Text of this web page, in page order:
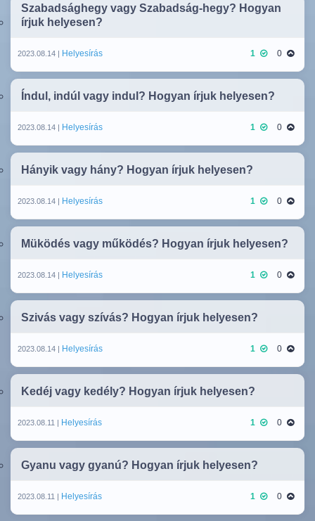
Szabadsághegy vagy Szabadság-hegy? Hogyan
írjuk helyesen?
2023.08.14 | Helyesírás 1 0
Índul, indúl vagy indul? Hogyan írjuk helyesen?
2023.08.14 | Helyesírás 1 0
Hányik vagy hány? Hogyan írjuk helyesen?
2023.08.14 | Helyesírás 1 0
Müködés vagy működés? Hogyan írjuk helyesen?
2023.08.14 | Helyesírás 1 0
Szivás vagy szívás? Hogyan írjuk helyesen?
2023.08.14 | Helyesírás 1 0
Kedéj vagy kedély? Hogyan írjuk helyesen?
2023.08.11 | Helyesírás 1 0
Gyanu vagy gyanú? Hogyan írjuk helyesen?
2023.08.11 | Helyesírás 1 0